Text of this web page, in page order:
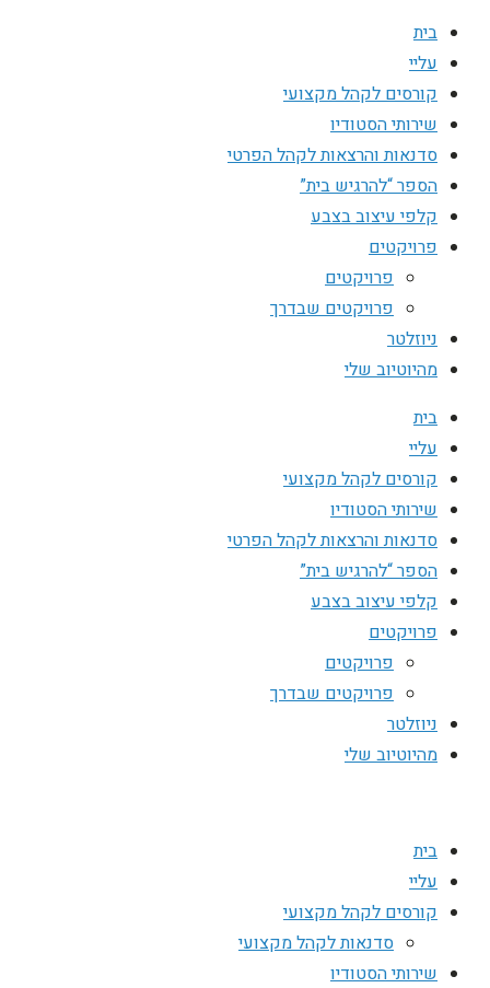
בית
עליי
קורסים לקהל מקצועי
שירותי הסטודיו
סדנאות והרצאות לקהל הפרטי
הספר “להרגיש בית”
קלפי עיצוב בצבע
פרויקטים
פרויקטים
פרויקטים שבדרך
ניוזלטר
מהיוטיוב שלי
בית
עליי
קורסים לקהל מקצועי
שירותי הסטודיו
סדנאות והרצאות לקהל הפרטי
הספר “להרגיש בית”
קלפי עיצוב בצבע
פרויקטים
פרויקטים
פרויקטים שבדרך
ניוזלטר
מהיוטיוב שלי
בית
עליי
קורסים לקהל מקצועי
סדנאות לקהל מקצועי
שירותי הסטודיו